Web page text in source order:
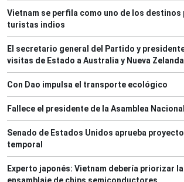
Vietnam se perfila como uno de los
turistas indios
El secretario general del Partido y
visitas de Estado a Australia y Nueva Zelanda
Con Dao impulsa el transporte ecológico
Fallece el presidente de la Asamblea
Senado de Estados Unidos aprueba
temporal
Experto japonés: Vietnam debería priorizar
ensamblaje de chips semiconductores